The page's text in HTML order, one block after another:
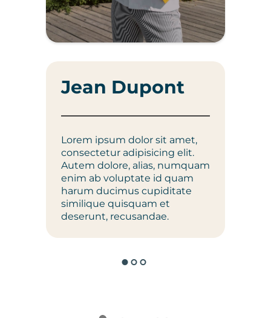
Jean Dupont
Lorem ipsum dolor sit amet,
consectetur adipisicing elit.
Autem dolore, alias, numquam
enim ab voluptate id quam
harum ducimus cupiditate
similique quisquam et
deserunt, recusandae.